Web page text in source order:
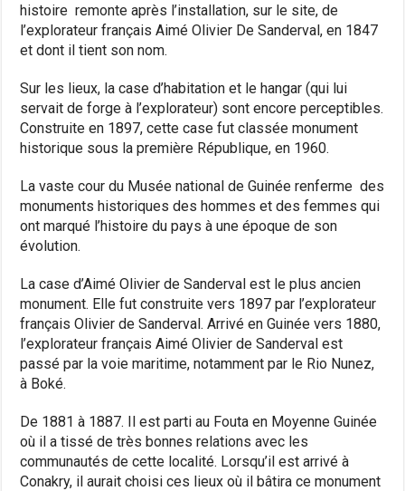
histoire remonte après l’installation, sur le site, de
l’explorateur français Aimé Olivier De Sanderval, en 1847
et dont il tient son nom.
Sur les lieux, la case d’habitation et le hangar (qui lui
servait de forge à l’explorateur) sont encore perceptibles.
Construite en 1897, cette case fut classée monument
historique sous la première République, en 1960.
La vaste cour du Musée national de Guinée renferme des
monuments historiques des hommes et des femmes qui
ont marqué l’histoire du pays à une époque de son
évolution.
La case d’Aimé Olivier de Sanderval est le plus ancien
monument. Elle fut construite vers 1897 par l’explorateur
français Olivier de Sanderval. Arrivé en Guinée vers 1880,
l’explorateur français Aimé Olivier de Sanderval est
passé par la voie maritime, notamment par le Rio Nunez,
à Boké.
De 1881 à 1887. Il est parti au Fouta en Moyenne Guinée
où il a tissé de très bonnes relations avec les
communautés de cette localité. Lorsqu’il est arrivé à
Conakry, il aurait choisi ces lieux où il bâtira ce monument